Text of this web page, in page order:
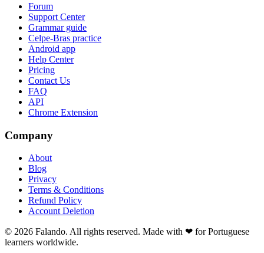
Forum
Support Center
Grammar guide
Celpe-Bras practice
Android app
Help Center
Pricing
Contact Us
FAQ
API
Chrome Extension
Company
About
Blog
Privacy
Terms & Conditions
Refund Policy
Account Deletion
© 2026 Falando. All rights reserved. Made with ❤ for Portuguese
learners worldwide.